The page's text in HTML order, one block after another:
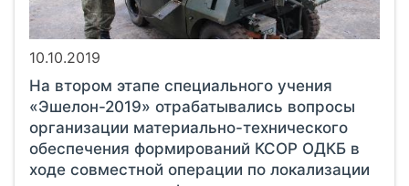
10.10.2019
На втором этапе специального учения
«Эшелон-2019» отрабатывались вопросы
организации материально-технического
обеспечения формирований КСОР ОДКБ в
ходе совместной операции по локализации